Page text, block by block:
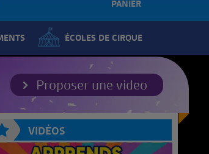
PANIER
ÉCOLES DE CIRQUE
Proposer une video
VIDÉOS